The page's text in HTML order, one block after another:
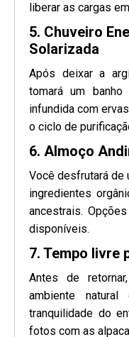
liberar as cargas
5. Chuveiro
Solarizada
Após deixar a
tomará um
infundida com
o ciclo de
6. Almoço
Você desfrutará de
ingredientes
ancestrais.
disponíveis.
7. Tempo livre
Antes de
ambiente
tranquilidade do
fotos com as